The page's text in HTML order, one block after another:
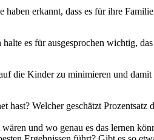
erkannt, dass es für ihre
es für ausgesprochen wichtig,
die Kinder zu minimieren und
Welcher geschätzt Prozentsatz
und wo genau es das lernen